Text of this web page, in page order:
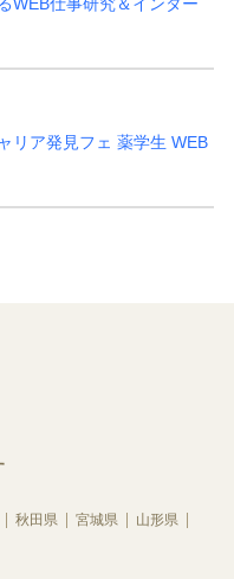
リア発見フェ 薬学生 WEB
秋田県 宮城県
山形県